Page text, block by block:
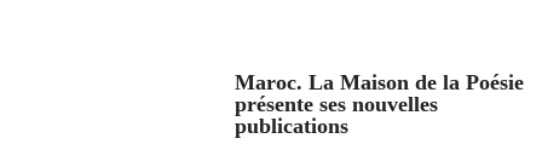
Maroc. La Maison de la Poésie
présente ses nouvelles
publications